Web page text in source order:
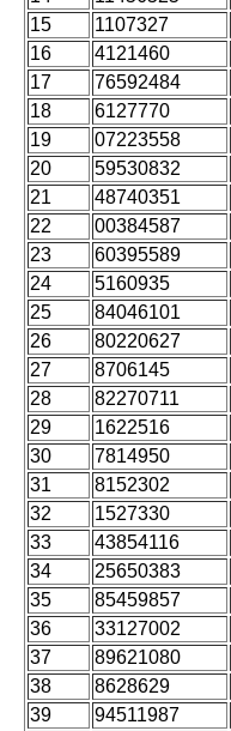
15
1107327
16
4121460
17
76592484
18
6127770
19
07223558
20
59530832
21
48740351
22
00384587
23
60395589
24
5160935
25
84046101
26
80220627
27
8706145
28
82270711
29
1622516
30
7814950
31
8152302
32
1527330
33
43854116
34
25650383
35
85459857
36
33127002
37
89621080
38
8628629
39
94511987